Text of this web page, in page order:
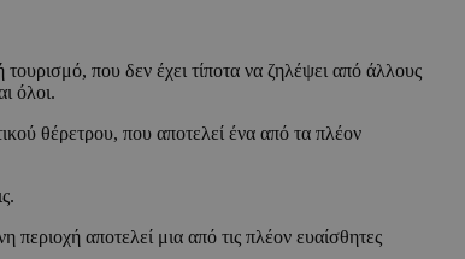
που δεν έχει τίποτα να ζηλέψει από άλλους
όλοι.
θέρετρου, που αποτελεί ένα από τα πλέον
περιοχή αποτελεί μια από τις πλέον ευαίσθητες